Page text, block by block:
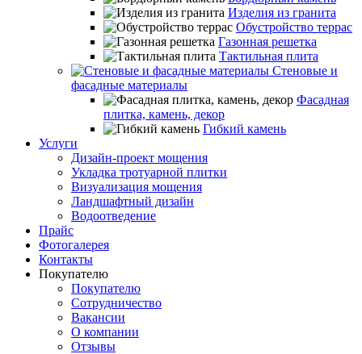
Изделия из гранита
Обустройство террас
Газонная решетка
Тактильная плита
Стеновые и
фасадные материалы
Фасадная
плитка, камень, декор
Гибкий камень
Услуги
Дизайн-проект мощения
Укладка тротуарной плитки
Визуализация мощения
Ландшафтный дизайн
Водоотведение
Прайс
Фотогалерея
Контакты
Покупателю
Покупателю
Сотрудничество
Вакансии
О компании
Отзывы